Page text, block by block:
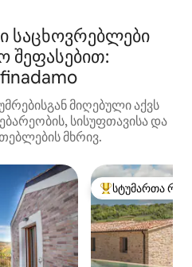
საცხოვრებლები
შეფასებით:
მიღებული აქვს
სისუფთავისა და
მხრივ.
სტუმართა
სტუმართა